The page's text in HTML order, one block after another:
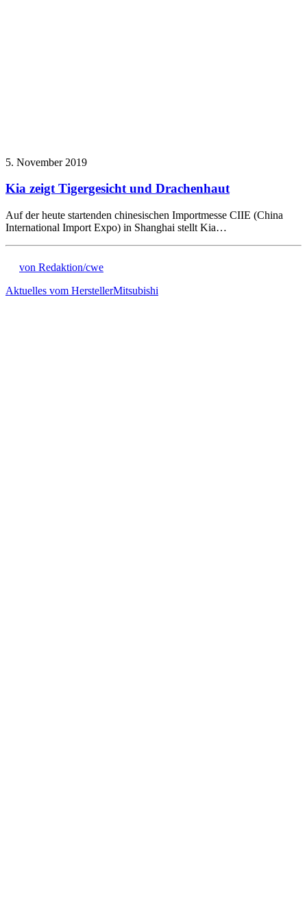
5. November 2019
Kia zeigt Tigergesicht und Drachenhaut
Auf der heute startenden chinesischen Importmesse CIIE (China
International Import Expo) in Shanghai stellt Kia…
von Redaktion/cwe
Aktuelles vom HerstellerMitsubishi